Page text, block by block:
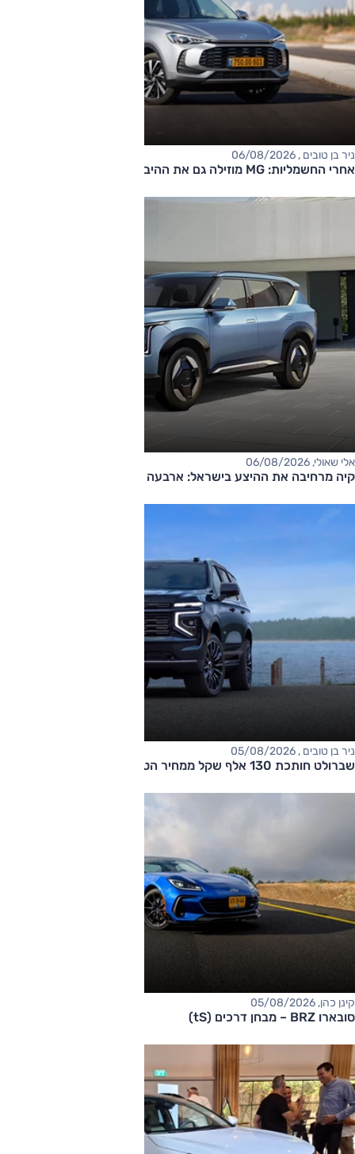
ניר בן טובים , 06/08/2026
אחרי החשמליות: MG מוזילה גם את ההיברידיות
אלי שאולי, 06/08/2026
קיה מרחיבה את ההיצע בישראל: ארבעה דגמים חדשים בדרך
ניר בן טובים , 05/08/2026
שברולט חותכת 130 אלף שקל ממחיר הטאהו
קינן כהן, 05/08/2026
סובארו BRZ – מבחן דרכים (tS)